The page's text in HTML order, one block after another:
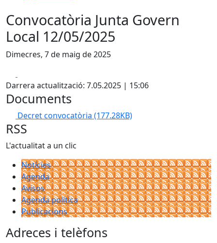
Convocatòria Junta Govern
Local 12/05/2025
Dimecres, 7 de maig de 2025
Darrera actualització: 7.05.2025 | 15:06
Documents
Decret convocatòria (177.28KB)
RSS
L'actualitat a un clic
Notícies
Agenda
Avisos
Agenda política
Publicacions
Adreces i telèfons